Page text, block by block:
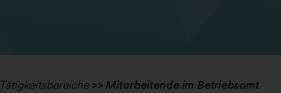
Tätigkeitsbereiche>> Mitarbeitende im Betriebsamt